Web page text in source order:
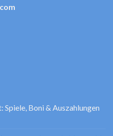
Spiele, Boni & Auszahlungen